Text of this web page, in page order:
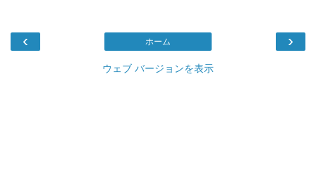
‹ ›
ホーム
ウェブ バージョンを表示